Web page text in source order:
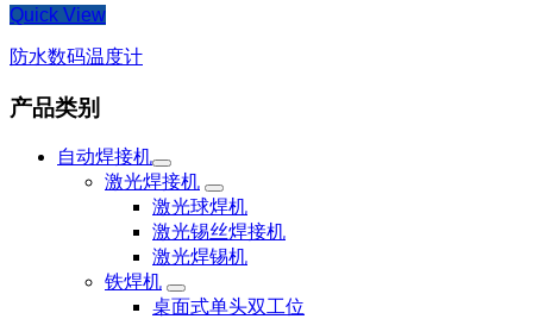
Quick View
防水数码温度计
产品类别
自动焊接机
激光焊接机
激光球焊机
激光锡丝焊接机
激光焊锡机
铁焊机
桌面式单头双工位